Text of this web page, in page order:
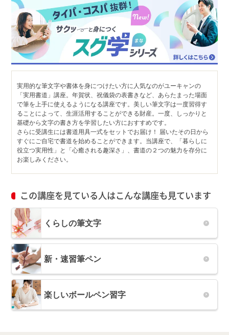
実用的な筆文字や書体を身につけたい方に人気なのがユーキャンの
「実用書道」講座。年賀状、祝儀袋の表書きなど、あらたまった場面
で筆を上手に使えるようになる講座です。美しい筆文字は一度習得す
ることによって、生涯活用することができる財産。一度、しっかりと
基礎から文字の書き方を学習したい方におすすめです。
さらに受講生には書道用具一式をセットでお届け！ 届いたその日から
すぐにご自宅で書道を始めることができます。当講座で、「暮らしに
役立つ実用性」と「心癒される趣深さ」、書道の２つの魅力を存分に
お楽しみください。
この講座を見ている人はこんな講座も見ています
くらしの筆文字
新・速習筆ペン
楽しいボールペン習字